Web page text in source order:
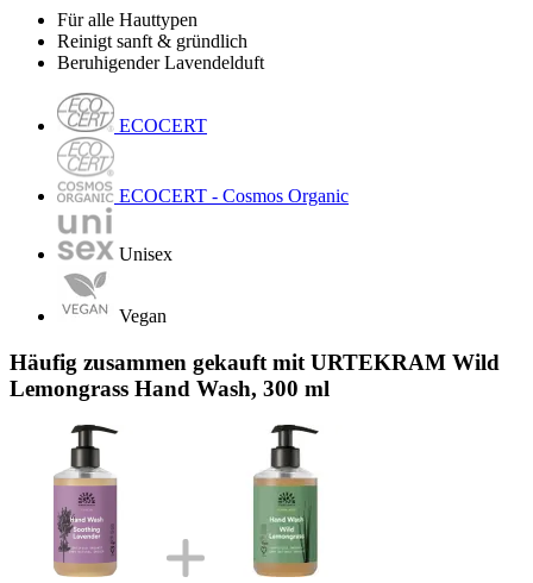
Für alle Hauttypen
Reinigt sanft & gründlich
Beruhigender Lavendelduft
ECOCERT
ECOCERT - Cosmos Organic
Unisex
Vegan
Häufig zusammen gekauft mit URTEKRAM Wild
Lemongrass Hand Wash, 300 ml